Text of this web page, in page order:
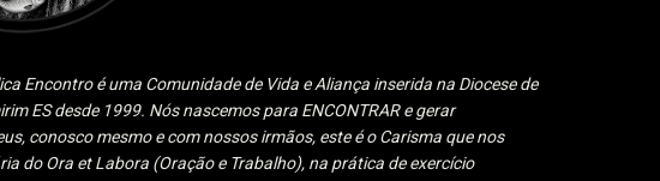
Encontro é uma Comunidade de Vida e Aliança inserida na Diocese de
ES desde 1999. Nós nascemos para ENCONTRAR e gerar
conosco mesmo e com nossos irmãos, este é o Carisma que nos
do Ora et Labora (Oração e Trabalho), na prática de exercício